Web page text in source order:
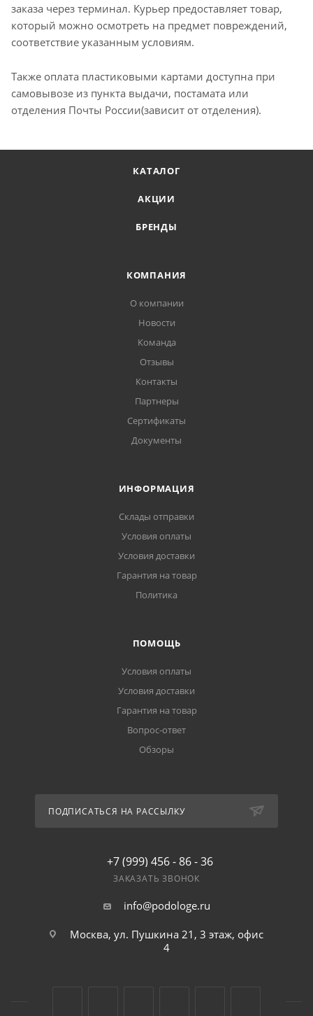
заказа через терминал. Курьер предоставляет товар,
который можно осмотреть на предмет повреждений,
соответствие указанным условиям.
Также оплата пластиковыми картами доступна при
самовывозе из пункта выдачи, постамата или
отделения Почты России(зависит от отделения).
КАТАЛОГ
АКЦИИ
БРЕНДЫ
КОМПАНИЯ
О компании
Новости
Команда
Отзывы
Контакты
Партнеры
Сертификаты
Документы
ИНФОРМАЦИЯ
Склады отправки
Условия оплаты
Условия доставки
Гарантия на товар
Политика
ПОМОЩЬ
Условия оплаты
Условия доставки
Гарантия на товар
Вопрос-ответ
Обзоры
ПОДПИСАТЬСЯ НА РАССЫЛКУ
+7 (999) 456 - 86 - 36
ЗАКАЗАТЬ ЗВОНОК
info@podologe.ru
Москва, ул. Пушкина 21, 3 этаж, офис
4